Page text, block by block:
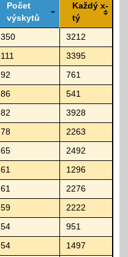
Počet
výskytů
Každý x-
tý
350 3212
111 3395
92 761
86 541
82 3928
78 2263
65 2492
61 1296
61 2276
59 2222
54 951
54 1497